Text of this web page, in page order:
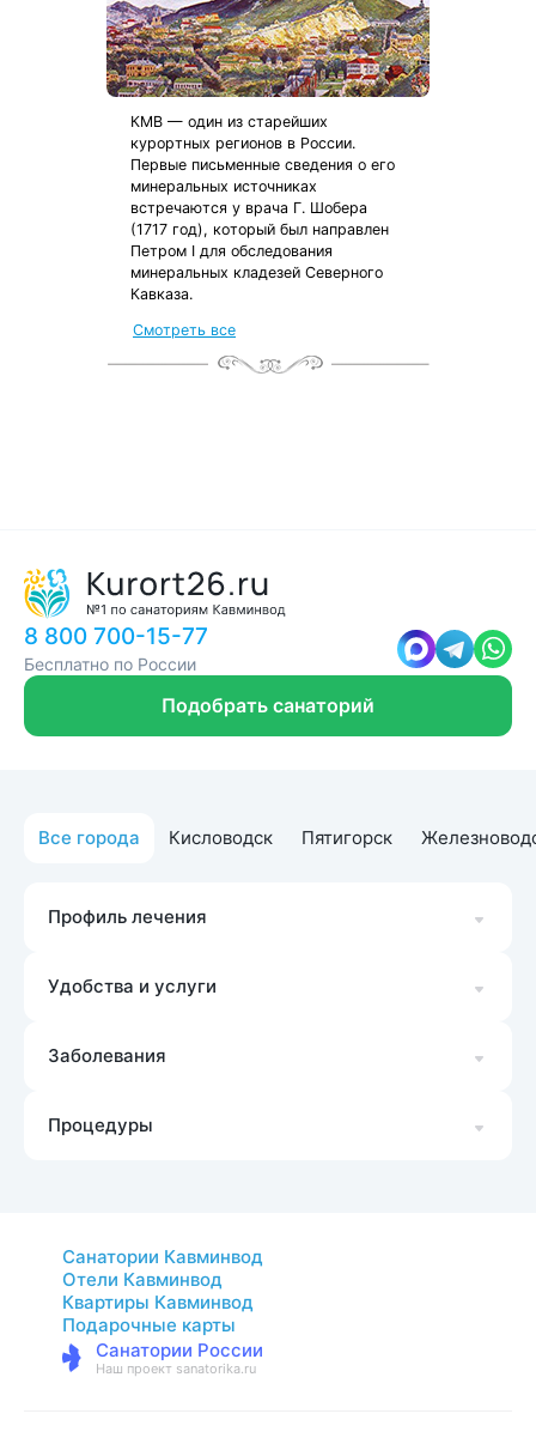
КМВ — один из старейших
курортных регионов в России.
Первые письменные сведения о его
минеральных источниках
встречаются у врача Г. Шобера
(1717 год), который был направлен
Петром I для обследования
минеральных кладезей Северного
Кавказа.
Смотреть все
от местных жителей
с чек-листом
и туристической картой
8 800 700-15-77
Бесплатно по России
Подобрать санаторий
Все города Кисловодск Пятигорск
Профиль лечения
Удобства и услуги
Заболевания
Процедуры
Санатории Кавминвод
Отели Кавминвод
Квартиры Кавминвод
Подарочные карты
Санатории России
Наш проект sanatorika.ru